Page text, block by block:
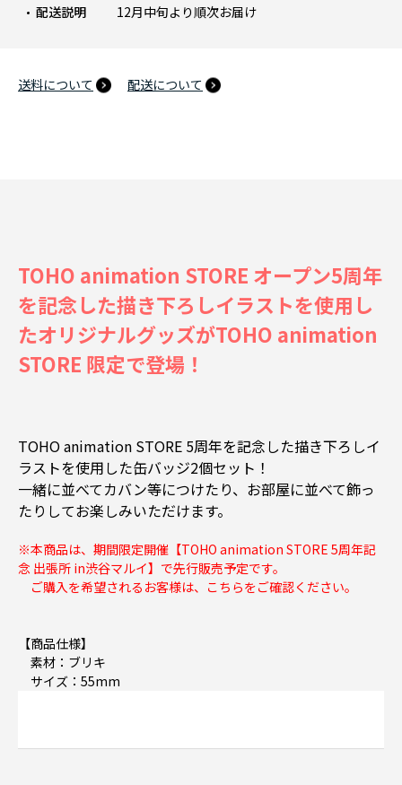
配送説明
12月中旬より順次お届け
送料について 配送について
TOHO animation STORE オープン5周年
を記念した描き下ろしイラストを使用し
たオリジナルグッズがTOHO animation
STORE 限定で登場！
TOHO animation STORE 5周年を記念した描き下ろしイ
ラストを使用した缶バッジ2個セット！
一緒に並べてカバン等につけたり、お部屋に並べて飾っ
たりしてお楽しみいただけます。
※本商品は、期間限定開催【TOHO animation STORE 5周年記
念 出張所 in渋谷マルイ】で先行販売予定です。
ご購入を希望されるお客様は、 こちらをご確認ください。
【商品仕様】
素材：ブリキ
サイズ：55mm